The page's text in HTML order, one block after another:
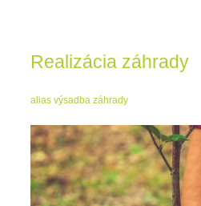
Realizácia záhrady
alias výsadba záhrady